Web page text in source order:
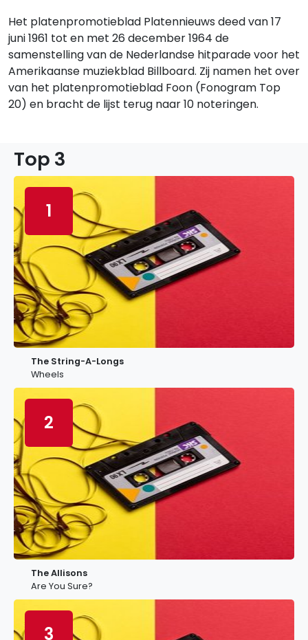
Het platenpromotieblad Platennieuws deed van 17
juni 1961 tot en met 26 december 1964 de
samenstelling van de Nederlandse hitparade voor het
Amerikaanse muziekblad Billboard. Zij namen het over
van het platenpromotieblad Foon (Fonogram Top
20) en bracht de lijst terug naar 10 noteringen.
Top 3
1
The String-A-Longs
Wheels
2
The Allisons
Are You Sure?
3